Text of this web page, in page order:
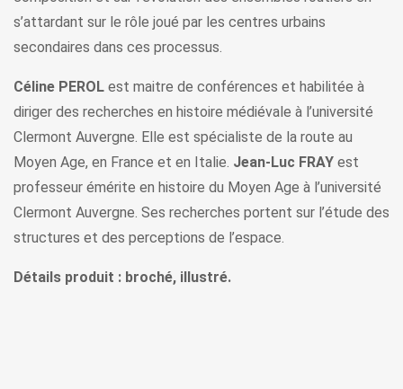
s’attardant sur le rôle joué par les centres urbains
secondaires dans ces processus.
Céline PEROL est maitre de conférences et habilitée à
diriger des recherches en histoire médiévale à l’université
Clermont Auvergne. Elle est spécialiste de la route au
Moyen Age, en France et en Italie. Jean-Luc FRAY est
professeur émérite en histoire du Moyen Age à l’université
Clermont Auvergne. Ses recherches portent sur l’étude des
structures et des perceptions de l’espace.
Détails produit : broché, illustré.